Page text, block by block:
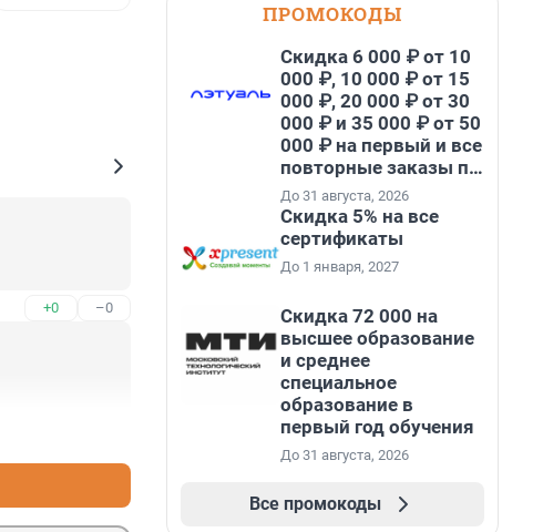
+0 –0
ПРОМОКОДЫ
Скидка 6 000 ₽ от 10
000 ₽, 10 000 ₽ от 15
000 ₽, 20 000 ₽ от 30
000 ₽ и 35 000 ₽ от 50
000 ₽ на первый и все
повторные заказы по
промокоду НАБЕРИ
До 31 августа, 2026
Скидка 5% на все
сертификаты
До 1 января, 2027
Скидка 72 000 на
высшее образование
и среднее
специальное
образование в
первый год обучения
До 31 августа, 2026
Все промокоды